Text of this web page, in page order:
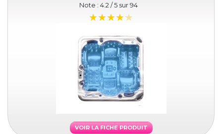
Note : 4.2 / 5 sur94
VOIR LA FICHE PRODUIT